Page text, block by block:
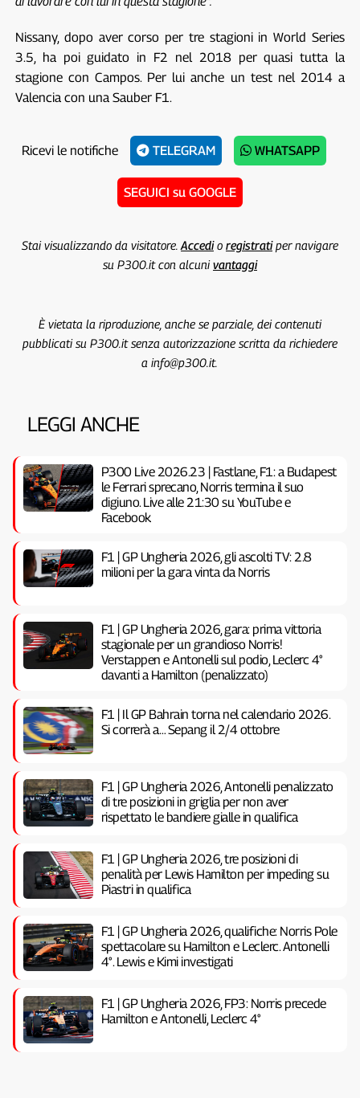
Nissany, dopo aver corso per tre stagioni in World Series
3.5, ha poi guidato in F2 nel 2018 per quasi tutta la
stagione con Campos. Per lui anche un test nel 2014 a
Valencia con una Sauber F1.
Ricevi le notifiche TELEGRAM WHATSAPP
SEGUICI su GOOGLE
Stai visualizzando da visitatore. Accedio registratiper navigare
su P300.it con alcunivantaggi
È vietata la riproduzione, anche se parziale, dei contenuti
pubblicati su P300.it senza autorizzazione scritta da richiedere
a info@p300.it.
LEGGI ANCHE
P300 Live 2026.23 | Fastlane, F1: a Budapest
le Ferrari sprecano, Norris termina il suo
digiuno. Live alle 21:30 su YouTube e
Facebook
F1 | GP Ungheria 2026, gli ascolti TV: 2.8
milioni per la gara vinta da Norris
F1 | GP Ungheria 2026, gara: prima vittoria
stagionale per un grandioso Norris!
Verstappen e Antonelli sul podio, Leclerc 4°
davanti a Hamilton (penalizzato)
F1 | Il GP Bahrain torna nel calendario 2026.
Si correrà a… Sepang il 2/4 ottobre
F1 | GP Ungheria 2026, Antonelli penalizzato
di tre posizioni in griglia per non aver
rispettato le bandiere gialle in qualifica
F1 | GP Ungheria 2026, tre posizioni di
penalità per Lewis Hamilton per impeding su
Piastri in qualifica
F1 | GP Ungheria 2026, qualifiche: Norris Pole
spettacolare su Hamilton e Leclerc. Antonelli
4°. Lewis e Kimi investigati
F1 | GP Ungheria 2026, FP3: Norris precede
Hamilton e Antonelli, Leclerc 4°